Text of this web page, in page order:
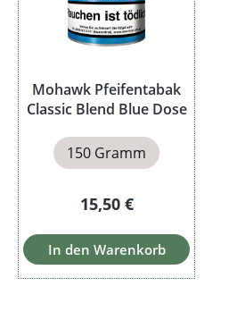
Mohawk Pfeifentabak
Classic Blend Blue Dose
150 Gramm
Regulärer Preis:
15,50 €
In den Warenkorb